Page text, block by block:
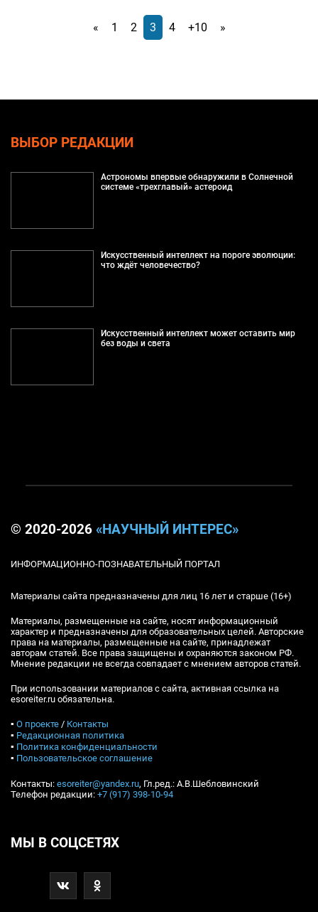
« 1 2 3 4 +10 »
ВЫБОР РЕДАКЦИИ
Астрономы впервые обнаружили в Солнечной
системе «трехглавый» астероид
Искусственный интеллект на пороге эволюции:
что ждёт человечество?
Искусственный интеллект может оставить мир
без воды и света
© 2020-2026 «НАУЧНЫЙ ИНТЕРЕС»
ИНФОРМАЦИОННО-ПОЗНАВАТЕЛЬНЫЙ ПОРТАЛ
Материалы сайта предназначены для лиц 16 лет и старше (16+)
Материалы, размещенные на сайте, носят информационный
характер и предназначены для образовательных целей. Авторские
права на материалы, размещенные на сайте, принадлежат
авторам статей. Все права защищены и охраняются законом РФ.
Мнение редакции не всегда совпадает с мнением авторов статей.
При использовании материалов с сайта, активная ссылка на
esoreiter.ru обязательна.
▪ О проекте / Контакты
▪ Редакционная политика
▪ Политика конфиденциальности
▪ Пользовательское соглашение
Контакты: esoreiter@yandex.ru, Гл.ред.: А.В.Шебловинский
Телефон редакции: +7 (917) 398-10-94
МЫ В СОЦСЕТЯХ